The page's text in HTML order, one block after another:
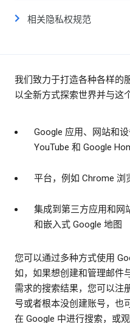
相关隐私权规范
我们致力于打造各种各样的
以全新方式探索世界并与这
Google 应用、网站和设
YouTube 和 Google
平台，例如 Chrome 浏
集成到第三方应用和网
和嵌入式 Google 地图
您可以通过多种方式使用
如，如果想创建和管理邮件
需求的搜索结果，您可以注
号或者根本没创建账号，也
在 Google 中进行搜索，或